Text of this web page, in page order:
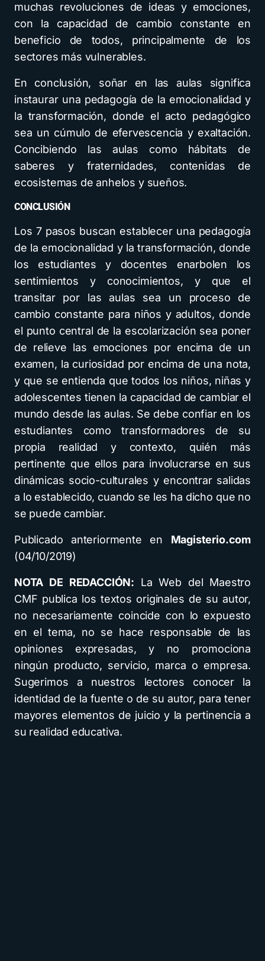
muchas revoluciones de ideas y emociones,
con la capacidad de cambio constante en
beneficio de todos, principalmente de los
sectores más vulnerables.
En conclusión, soñar en las aulas significa
instaurar una pedagogía de la emocionalidad y
la transformación, donde el acto pedagógico
sea un cúmulo de efervescencia y exaltación.
Concibiendo las aulas como hábitats de
saberes y fraternidades, contenidas de
ecosistemas de anhelos y sueños.
CONCLUSIÓN
Los 7 pasos buscan establecer una pedagogía
de la emocionalidad y la transformación, donde
los estudiantes y docentes enarbolen los
sentimientos y conocimientos, y que el
transitar por las aulas sea un proceso de
cambio constante para niños y adultos, donde
el punto central de la escolarización sea poner
de relieve las emociones por encima de un
examen, la curiosidad por encima de una nota,
y que se entienda que todos los niños, niñas y
adolescentes tienen la capacidad de cambiar el
mundo desde las aulas. Se debe confiar en los
estudiantes como transformadores de su
propia realidad y contexto, quién más
pertinente que ellos para involucrarse en sus
dinámicas socio-culturales y encontrar salidas
a lo establecido, cuando se les ha dicho que no
se puede cambiar.
Publicado anteriormente en Magisterio.com
(04/10/2019)
NOTA DE REDACCIÓN: La Web del Maestro
CMF publica los textos originales de su autor,
no necesariamente coincide con lo expuesto
en el tema, no se hace responsable de las
opiniones expresadas, y no promociona
ningún producto, servicio, marca o empresa.
Sugerimos a nuestros lectores conocer la
identidad de la fuente o de su autor, para tener
mayores elementos de juicio y la pertinencia a
su realidad educativa.